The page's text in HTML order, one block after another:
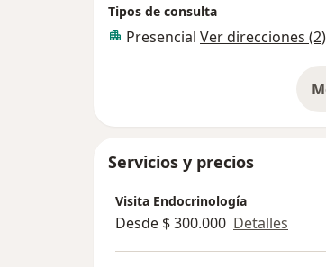
Tipos de consulta
Presencial Ver direcciones (2)
Servicios y precios
Visita Endocrinología
Desde $ 300.000 Detalles